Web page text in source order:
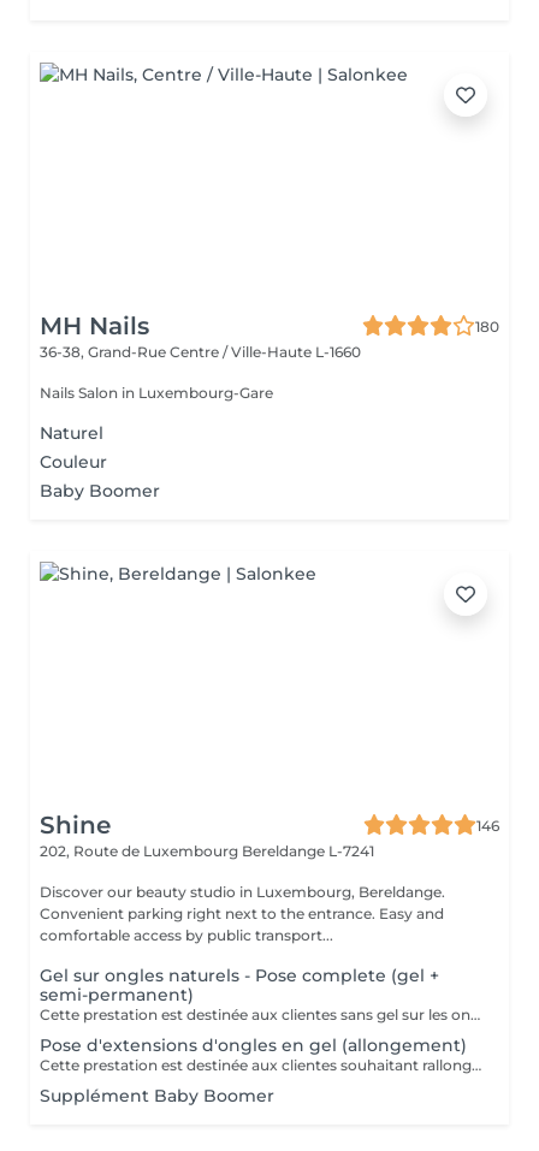
MH Nails
180
36-38, Grand-Rue Centre / Ville-Haute L-1660
Nails Salon in Luxembourg-Gare
Naturel
Couleur
Baby Boomer
Shine
146
202, Route de Luxembourg Bereldange L-7241
Discover our beauty studio in Luxembourg, Bereldange.
Convenient parking right next to the entrance. Easy and
comfortable access by public transport...
Gel sur ongles naturels - Pose complete (gel +
semi-permanent)
Cette prestation est destinée aux clientes sans gel sur les ongles. Application du gel sur ongles naturels avec finition en vernis semi-permanent. Ne convient pas pour une correction.
Pose d'extensions d'ongles en gel (allongement)
Cette prestation est destinée aux clientes souhaitant rallonger les ongles. Pose d'extensions d'ongles en gel avec création de la longueur et de l'architecture. Ne convient pas pour une correction.
Supplément Baby Boomer